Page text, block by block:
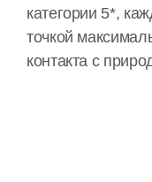
категории 5*,
точкой
контакта с